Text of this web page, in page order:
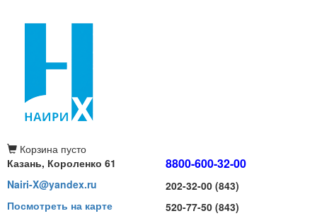
Корзина пусто
Казань, Короленко 61
Nairi-X@yandex.ru
Посмотреть на карте
8800-600-32-00
202-32-00 (843)
520-77-50 (843)